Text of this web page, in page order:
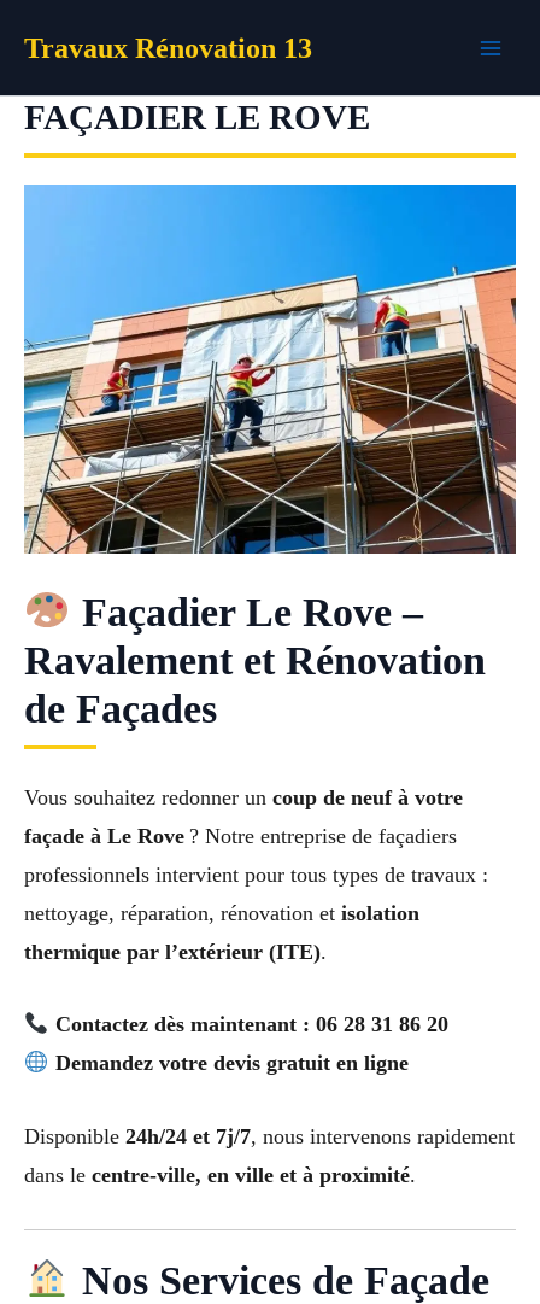
Travaux Rénovation 13
FAÇADIER LE ROVE
Façadier Le Rove –
Ravalement et Rénovation
de Façades
Vous souhaitez redonner un coup de neuf à votre
façade à Le Rove ? Notre entreprise de façadiers
professionnels intervient pour tous types de travaux :
nettoyage, réparation, rénovation et isolation
thermique par l’extérieur (ITE).
Contactez dès maintenant : 06 28 31 86 20
Demandez votre devis gratuit en ligne
Disponible 24h/24 et 7j/7, nous intervenons rapidement
dans le centre-ville, en ville et à proximité.
Nos Services de Façade